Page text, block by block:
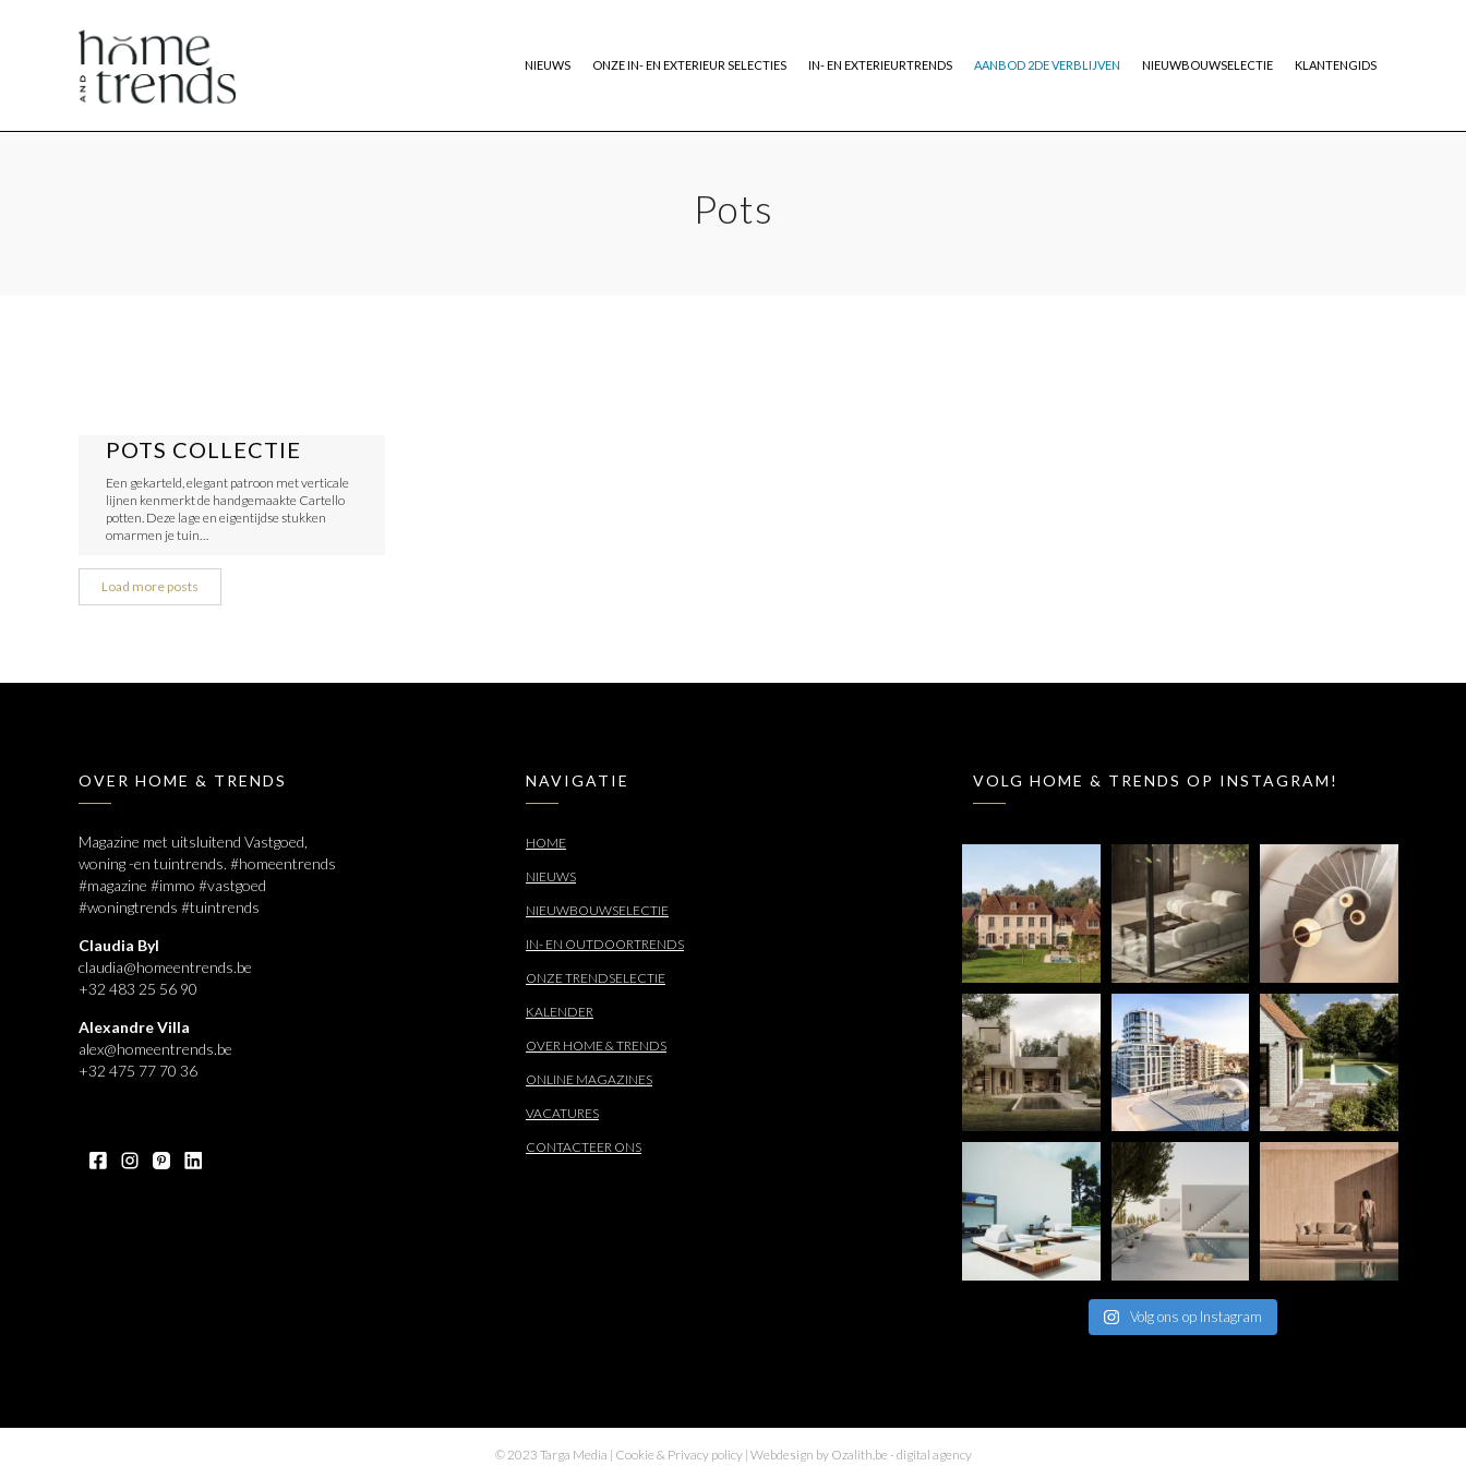
Home
magazine
Home
magazine
NIEUWS ONZE IN- EN EXTERIEUR SELECTIES IN- EN EXTERIEURTRENDS AANBOD 2DE VERBLIJVEN NIEUWBOUWSELECTIE KLANTENGIDS
Pots
POTS COLLECTIE
Een gekarteld, elegant patroon met verticale
lijnen kenmerkt de handgemaakte Cartello
potten. Deze lage en eigentijdse stukken
omarmen je tuin…
Load more posts
OVER HOME & TRENDS
Magazine met uitsluitend Vastgoed,
woning -en tuintrends. #homeentrends
#magazine #immo #vastgoed
#woningtrends #tuintrends
Claudia Byl
claudia@homeentrends.be
+32 483 25 56 90
Alexandre Villa
alex@homeentrends.be
+32 475 77 70 36
NAVIGATIE
HOME
NIEUWS
NIEUWBOUWSELECTIE
IN- EN OUTDOORTRENDS
ONZE TRENDSELECTIE
KALENDER
OVER HOME & TRENDS
ONLINE MAGAZINES
VACATURES
CONTACTEER ONS
VOLG HOME & TRENDS OP INSTAGRAM!
Volg ons op Instagram
© 2023 Targa Media | Cookie & Privacy policy| Webdesign by Ozalith.be - digital agency